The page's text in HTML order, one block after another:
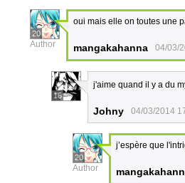
20
Author
oui mais elle on toutes une
mangakahanna 04/03/
16
j'aime quand il y a du
Johny 04/03/2014
20
Author
j’espère que